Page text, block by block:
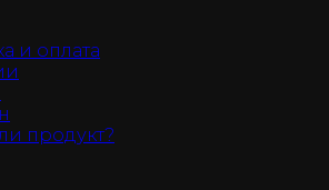
и оплата
продукт?